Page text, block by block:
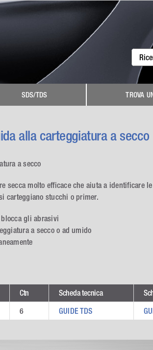
Search
for:
SDS/TDS TROVA
alla carteggiatura a secco
a secco
secca molto efficace che aiuta a identificare
carteggiano stucchi o primer.
gli abrasivi
a secco o ad umido
Ctn Scheda tecnica
6 GUIDE TDS